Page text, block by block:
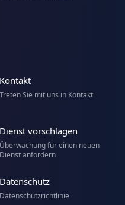
Kontakt
Treten Sie mit uns in Kontakt
Dienst vorschlagen
Überwachung für einen neuen
Dienst anfordern
Datenschutz
Datenschutzrichtlinie